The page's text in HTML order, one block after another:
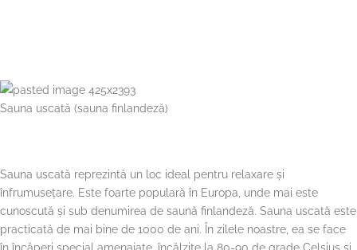
Sauna uscată (sauna finlandeză)
Sauna uscată reprezintă un loc ideal pentru relaxare și
înfrumusețare. Este foarte populară în Europa, unde mai este
cunoscută și sub denumirea de saună finlandeză. Sauna uscată este
practicată de mai bine de 1000 de ani. În zilele noastre, ea se face
în încăperi special amenajate, încălzite la 80-90 de grade Celsius și